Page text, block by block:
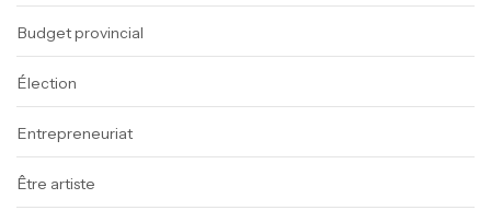
Budget provincial
Élection
Entrepreneuriat
Être artiste